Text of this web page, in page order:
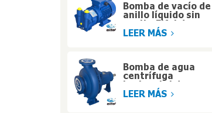
Bomba de vacío de
anillo líquido sin
aceite Eifel de una
etapa para la
LEER MÁS
Bomba de agua
centrífuga
horizontal de una
etapa Eifel según
LEER MÁS